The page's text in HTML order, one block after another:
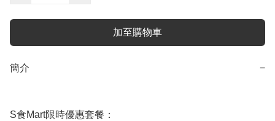
加至購物車
簡介 −
S食Mart限時優惠套餐：